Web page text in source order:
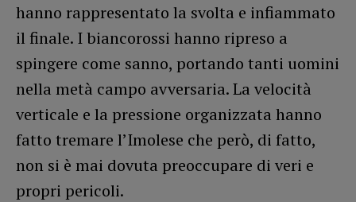
hanno rappresentato la svolta e infiammato
il finale. I biancorossi hanno ripreso a
spingere come sanno, portando tanti uomini
nella metà campo avversaria. La velocità
verticale e la pressione organizzata hanno
fatto tremare l’Imolese che però, di fatto,
non si è mai dovuta preoccupare di veri e
propri pericoli.